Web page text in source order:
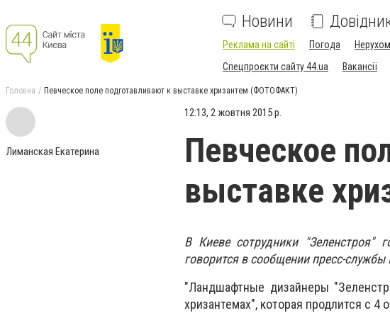
Новини
Реклама на сайті Погода
Спецпроєкти сайту 44.ua
Вакансії
Головна Певческое поле подготавливают к выставке хризантем (ФОТОФАКТ)
Лиманская Екатерина
12:13, 2 жовтня 2015 р.
Певческое
выставке
В Киеве сотрудники "Зеленстроя"
говорится в сообщении пресс-
"Ландшафтные дизайнеры
хризантемах", которая продлится с 4